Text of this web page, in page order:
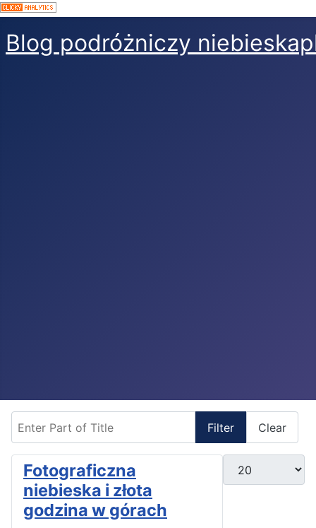
Blog podróżniczy
Filter Clear
Display #
Fotograficzna
niebieska i złota
godzina w górach